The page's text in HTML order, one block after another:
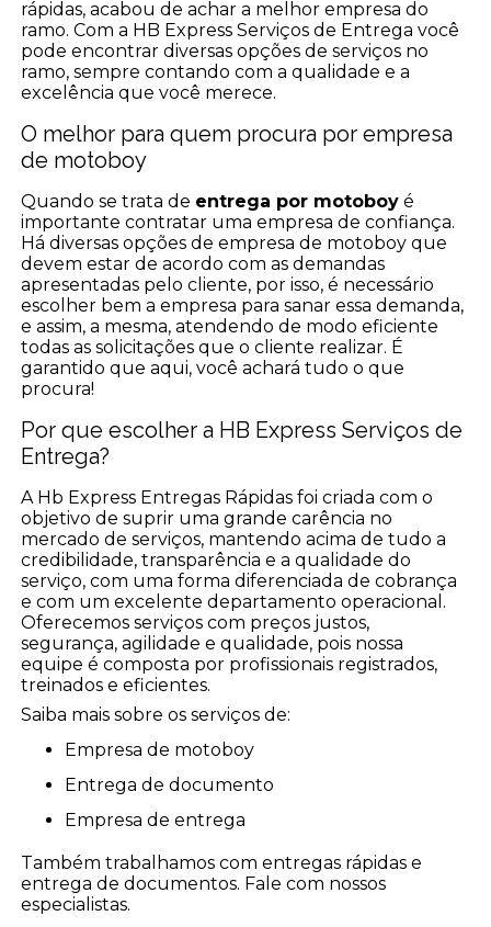
rápidas, acabou de achar a melhor empresa do
ramo. Com a HB Express Serviços de Entrega você
pode encontrar diversas opções de serviços no
ramo, sempre contando com a qualidade e a
excelência que você merece.
O melhor para quem procura por empresa
de motoboy
Quando se trata de entrega por motoboy é
importante contratar uma empresa de confiança.
Há diversas opções de empresa de motoboy que
devem estar de acordo com as demandas
apresentadas pelo cliente, por isso, é necessário
escolher bem a empresa para sanar essa demanda,
e assim, a mesma, atendendo de modo eficiente
todas as solicitações que o cliente realizar. É
garantido que aqui, você achará tudo o que
procura!
Por que escolher a HB Express Serviços de
Entrega?
A Hb Express Entregas Rápidas foi criada com o
objetivo de suprir uma grande carência no
mercado de serviços, mantendo acima de tudo a
credibilidade, transparência e a qualidade do
serviço, com uma forma diferenciada de cobrança
e com um excelente departamento operacional.
Oferecemos serviços com preços justos,
segurança, agilidade e qualidade, pois nossa
equipe é composta por profissionais registrados,
treinados e eficientes.
Saiba mais sobre os serviços de:
empresa de motoboy
entrega de documento
empresa de entrega
Também trabalhamos com entregas rápidas e
entrega de documentos. Fale com nossos
especialistas.